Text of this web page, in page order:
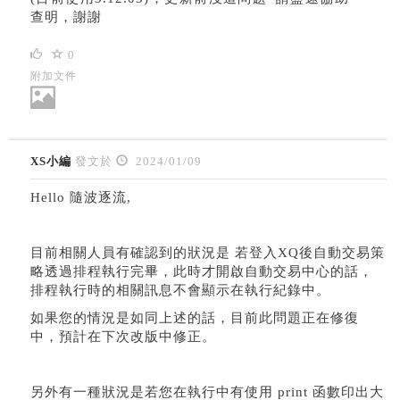
查明，謝謝
0
附加文件
XS小編 發文於 2024/01/09
Hello 隨波逐流,
目前相關人員有確認到的狀況是 若登入XQ後自動交易策
略透過排程執行完畢，此時才開啟自動交易中心的話，
排程執行時的相關訊息不會顯示在執行紀錄中。
如果您的情況是如同上述的話，目前此問題正在修復
中，預計在下次改版中修正。
另外有一種狀況是若您在執行中有使用 print 函數印出大